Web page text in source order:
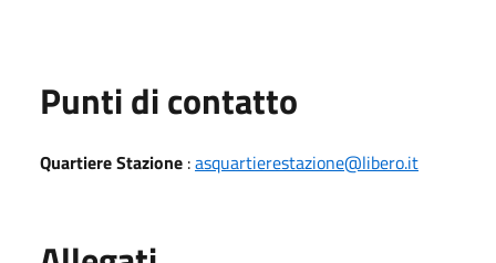
Punti di contatto
Quartiere Stazione :asquartierestazione@libero.it